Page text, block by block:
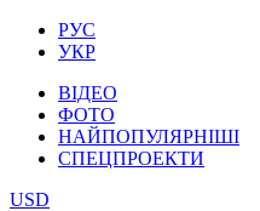
РУС
УКР
ВІДЕО
ФОТО
НАЙПОПУЛЯРНІШІ
СПЕЦПРОЕКТИ
USD